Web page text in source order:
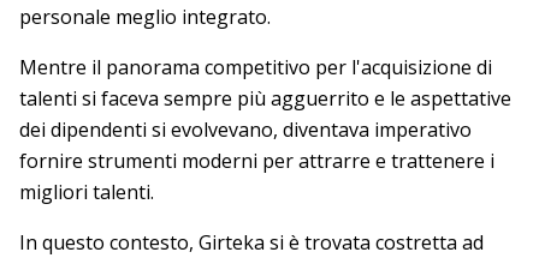
personale meglio integrato.
Mentre il panorama competitivo per l'acquisizione di
talenti si faceva sempre più agguerrito e le aspettative
dei dipendenti si evolvevano, diventava imperativo
fornire strumenti moderni per attrarre e trattenere i
migliori talenti.
In questo contesto, Girteka si è trovata costretta ad